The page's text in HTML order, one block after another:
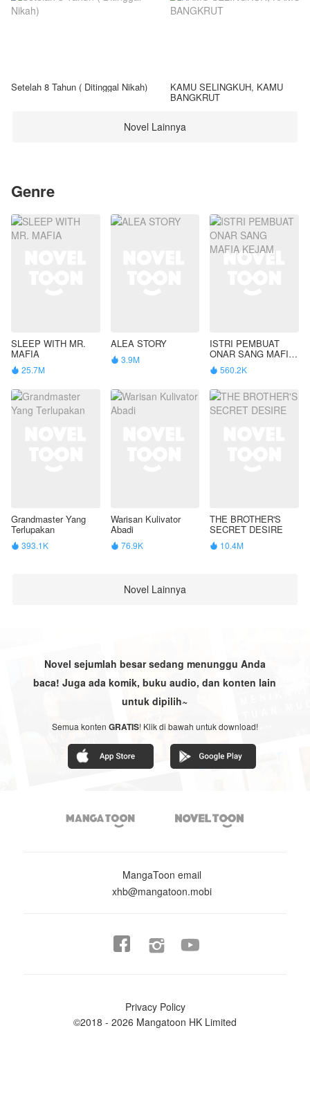
Setelah 8 Tahun ( Ditinggal Nikah) KAMU SELINGKUH, KAMU
BANGKRUT
Novel Lainnya
Genre
SLEEP WITH MR.
MAFIA
 25.7M
ALEA STORY
 3.9M
ISTRI PEMBUAT
ONAR SANG MAFIA
KEJAM
 560.2K
Grandmaster Yang
Terlupakan
 393.1K
Warisan Kulivator
Abadi
 76.9K
THE BROTHER'S
SECRET DESIRE
 10.4M
Novel Lainnya
Novel sejumlah besar sedang menunggu Anda
baca! Juga ada komik, buku audio, dan konten lain
untuk dipilih~
Semua konten GRATIS! Klik di bawah untuk download!
 
MangaToon email
xhb@mangatoon.mobi
 
Privacy Policy
©2018 - 2026 Mangatoon HK Limited